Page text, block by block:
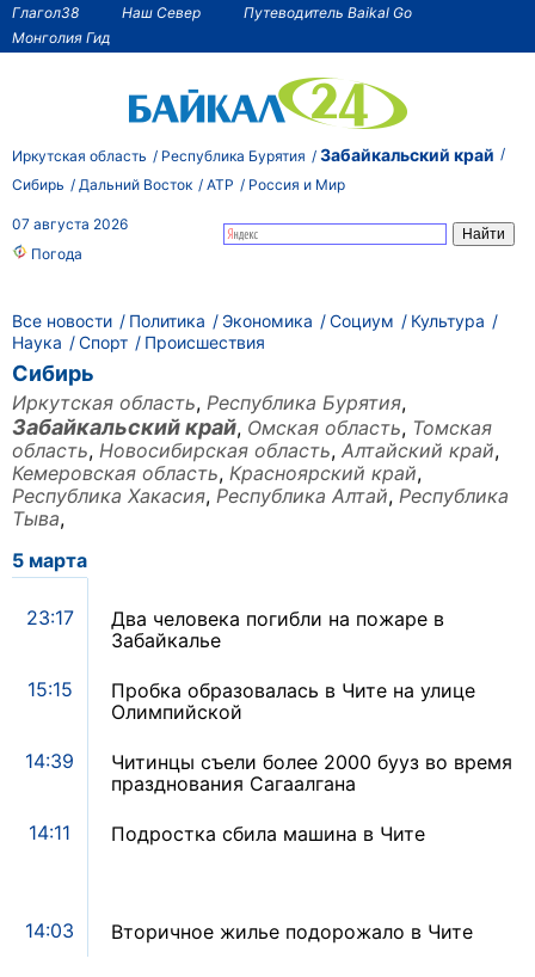
Глагол38 Наш Север
Путеводитель Baikal Go
Монголия Гид
Иркутская область Республика Бурятия Забайкальский край
Сибирь Дальний Восток АТР Россия и Мир
07 августа 2026
Погода
Все новости Политика Экономика Социум
Культура
Наука
Спорт Происшествия
Сибирь
Иркутская область, Республика Бурятия,
Забайкальский край, Омская область, Томская
область, Новосибирская область, Алтайский край,
Кемеровская область, Красноярский край,
Республика Хакасия, Республика Алтай, Республика
Тыва,
5 марта
23:17
Два человека погибли на пожаре в
Забайкалье
15:15
Пробка образовалась в Чите на улице
Олимпийской
14:39
Читинцы съели более 2000 бууз во время
празднования Сагаалгана
14:11 Подростка сбила машина в Чите
14:03 Вторичное жилье подорожало в Чите